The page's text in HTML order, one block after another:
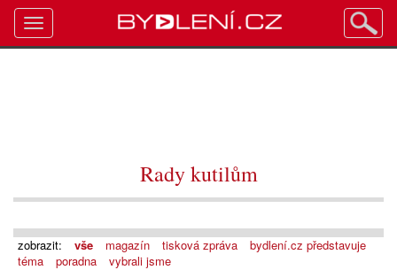
Rady kutilům
zobrazit: vše magazín tisková zpráva
bydlení.cz představuje
téma
poradna vybrali jsme
Toggle
navigation